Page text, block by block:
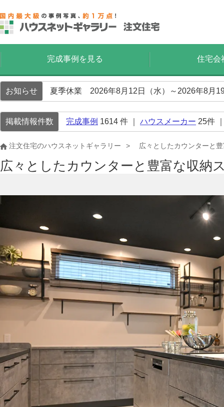
完成事例を見る 住宅会
お知らせ 夏季休業 2026年8月12日（水）～2026年8月
掲載情報件数 完成事例 1614 件 ｜ ハウスメーカー 25件
注文住宅のハウスネットギャラリー 広々としたカウンターと
広々としたカウンターと豊富な収納